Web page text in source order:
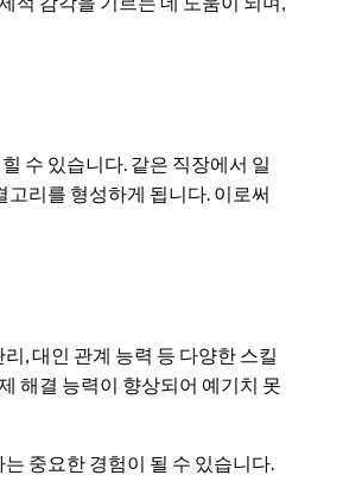
수 있습니다. 같은 직장에서 일
리를 형성하게 됩니다. 이로써
, 대인 관계 능력 등 다양한 스킬
해결 능력이 향상되어 예기치 못
중요한 경험이 될 수 있습니다.